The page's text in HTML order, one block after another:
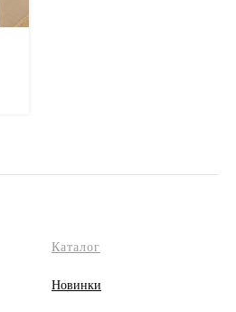
Каталог
Новинки